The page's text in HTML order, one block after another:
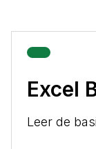
Excel
Leer de